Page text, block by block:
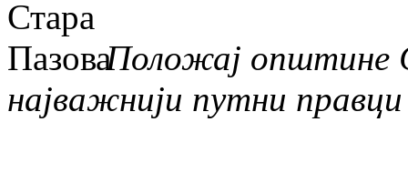
Положај општине
најважнији путни правци